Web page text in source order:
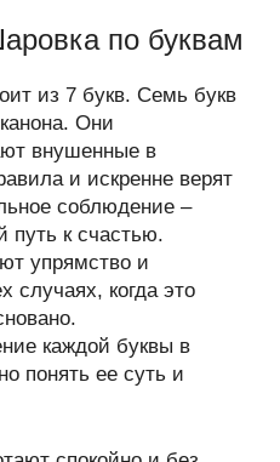
по буквам
из 7 букв. Семь букв
Они
внушенные в
и искренне верят
соблюдение –
путь к счастью.
упрямство и
случаях, когда это
каждой буквы в
понять ее суть и